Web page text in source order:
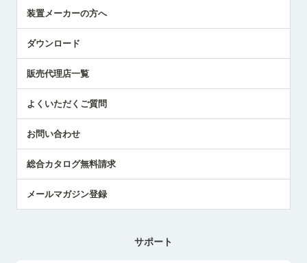
採用情報
国/地域/言語
エアマイクロセンサ製品
メトロールの技術
社員ブログ
中小企業のBCP地震対策
センサのテクニカルガイド
社長ブログ
装置メーカーの方へ
ダウンロード
販売代理店一覧
よくいただくご質問
お問い合わせ
総合カタログ無料請求
メールマガジン登録
サポート